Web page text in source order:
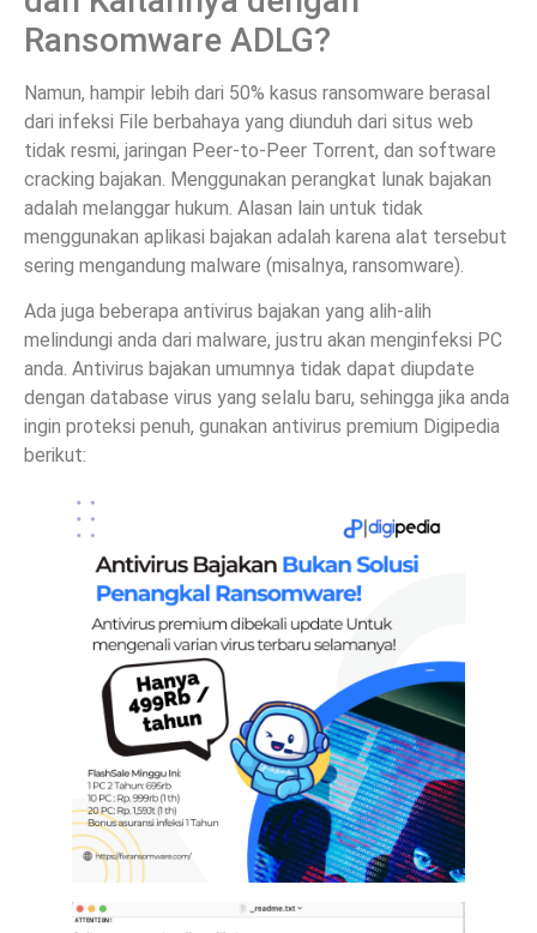
Ransomware ADLG?
Namun, hampir lebih dari 50% kasus ransomware berasal
dari infeksi File berbahaya yang diunduh dari situs web
tidak resmi, jaringan Peer-to-Peer Torrent, dan software
cracking bajakan. Menggunakan perangkat lunak bajakan
adalah melanggar hukum. Alasan lain untuk tidak
menggunakan aplikasi bajakan adalah karena alat tersebut
sering mengandung malware (misalnya, ransomware).
Ada juga beberapa antivirus bajakan yang alih-alih
melindungi anda dari malware, justru akan menginfeksi PC
anda. Antivirus bajakan umumnya tidak dapat diupdate
dengan database virus yang selalu baru, sehingga jika anda
ingin proteksi penuh, gunakan antivirus premium Digipedia
berikut: